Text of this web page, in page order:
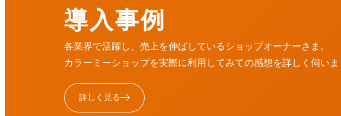
導入事例
各業界で活躍し、売上を伸ばしているショップオーナーさま。
カラーミーショップを実際に利用してみての感想を詳しく伺いま
詳しく見る